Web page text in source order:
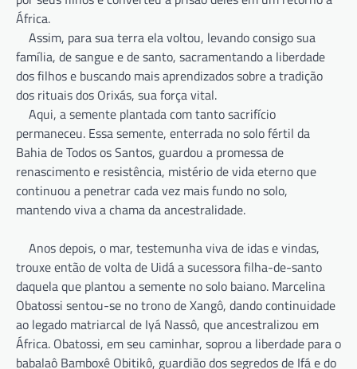
África.
Assim, para sua terra ela voltou, levando consigo sua
família, de sangue e de santo, sacramentando a liberdade
dos filhos e buscando mais aprendizados sobre a tradição
dos rituais dos Orixás, sua força vital.
Aqui, a semente plantada com tanto sacrifício
permaneceu. Essa semente, enterrada no solo fértil da
Bahia de Todos os Santos, guardou a promessa de
renascimento e resistência, mistério de vida eterno que
continuou a penetrar cada vez mais fundo no solo,
mantendo viva a chama da ancestralidade.
Anos depois, o mar, testemunha viva de idas e vindas,
trouxe então de volta de Uidá a sucessora filha-de-santo
daquela que plantou a semente no solo baiano. Marcelina
Obatossi sentou-se no trono de Xangô, dando continuidade
ao legado matriarcal de Iyá Nassô, que ancestralizou em
África. Obatossi, em seu caminhar, soprou a liberdade para o
babalaô Bamboxê Obitikô, guardião dos segredos de Ifá e do